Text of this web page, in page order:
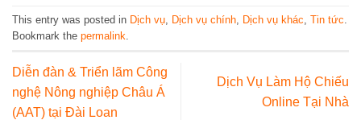
This entry was posted in Dịch vụ Dịch vụ chính Dịch vụ khác Tin tức
Bookmark the permalink
Diễn đàn & Triển lãm Công
nghệ Nông nghiệp Châu Á
(AAT) tại Đài Loan
Dịch Vụ Làm Hộ Chiếu
Online Tại Nhà